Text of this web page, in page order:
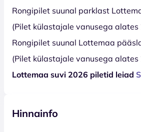
Rongipilet suunal parklast
(Pilet külastajale vanusega alates
Rongipilet suunal Lottemaa
(Pilet külastajale vanusega alates
Lottemaa suvi 2026 piletid leiad
Hinnainfo